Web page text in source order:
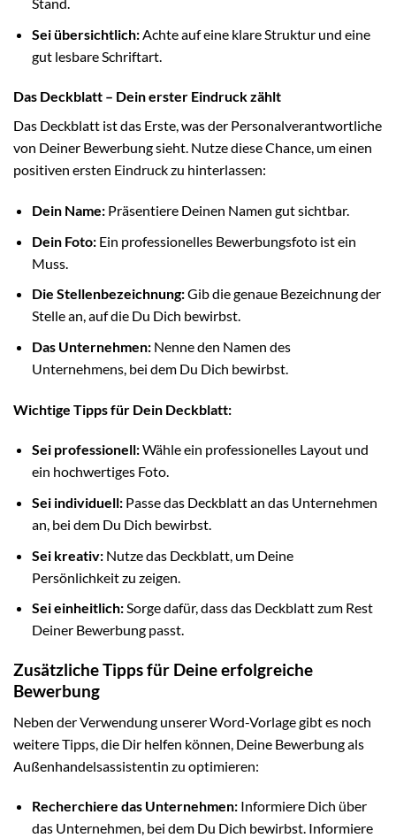
Sei übersichtlich:Achte auf eine klare Struktur und eine
gut lesbare Schriftart.
Das Deckblatt – Dein erster Eindruck zählt
Das Deckblatt ist das Erste, was der Personalverantwortliche
von Deiner Bewerbung sieht. Nutze diese Chance, um einen
positiven ersten Eindruck zu hinterlassen:
Dein Name:Präsentiere Deinen Namen gut sichtbar.
Dein Foto:Ein professionelles Bewerbungsfoto ist ein
Muss.
Die Stellenbezeichnung:Gib die genaue Bezeichnung der
Stelle an, auf die Du Dich bewirbst.
Das Unternehmen:Nenne den Namen des
Unternehmens, bei dem Du Dich bewirbst.
Wichtige Tipps für Dein Deckblatt:
Sei professionell:Wähle ein professionelles Layout und
ein hochwertiges Foto.
Sei individuell:Passe das Deckblatt an das Unternehmen
an, bei dem Du Dich bewirbst.
Sei kreativ:Nutze das Deckblatt, um Deine
Persönlichkeit zu zeigen.
Sei einheitlich:Sorge dafür, dass das Deckblatt zum Rest
Deiner Bewerbung passt.
Zusätzliche Tipps für Deine erfolgreiche
Bewerbung
Neben der Verwendung unserer Word-Vorlage gibt es noch
weitere Tipps, die Dir helfen können, Deine Bewerbung als
Außenhandelsassistentin zu optimieren:
Recherchiere das Unternehmen:Informiere Dich über
das Unternehmen, bei dem Du Dich bewirbst. Informiere